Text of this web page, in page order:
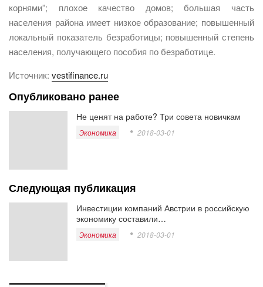
корнями”; плохое качество домов; большая часть
населения района имеет низкое образование; повышенный
локальный показатель безработицы; повышенный степень
населения, получающего пособия по безработице.
Источник: vestifinance.ru
Опубликовано ранее
Не ценят на работе? Три совета новичкам
Экономика 2018-03-01
Следующая публикация
Инвестиции компаний Австрии в российскую
экономику составили…
Экономика 2018-03-01